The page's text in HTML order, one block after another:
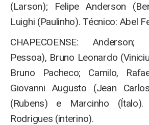
(Larson); Felipe Anderson
Luighi (Paulinho). Técnico: Abel
CHAPECOENSE:
Pessoa), Bruno Leonardo
Bruno Pacheco; Camilo,
Giovanni Augusto (Jean
(Rubens) e Marcinho (Ítalo).
Rodrigues (interino).